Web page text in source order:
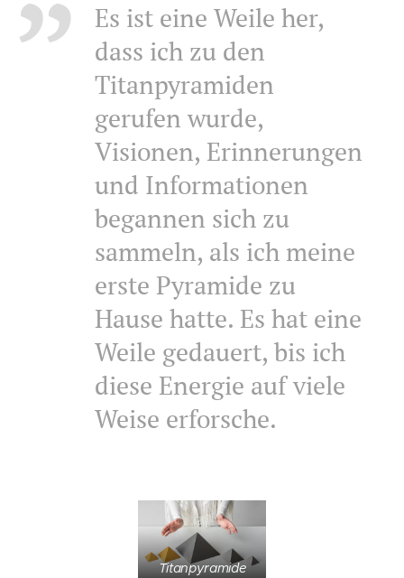
Es ist eine Weile her,
dass ich zu den
Titanpyramiden
gerufen wurde,
Visionen, Erinnerungen
und Informationen
begannen sich zu
sammeln, als ich meine
erste Pyramide zu
Hause hatte. Es hat eine
Weile gedauert, bis ich
diese Energie auf viele
Weise erforsche.
Titanpyramide